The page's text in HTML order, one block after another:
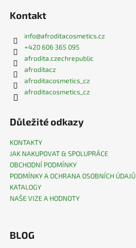
Kontakt
info@afroditacosmetics.cz
+420 606 365 095
afrodita.czechrepublic
afroditacz
afroditacosmetics_cz
afroditacosmetics_cz
Důležité odkazy
KONTAKTY
JAK NAKUPOVAT & SPOLUPRÁCE
OBCHODNÍ PODMÍNKY
PODMÍNKY A OCHRANA OSOBNÍCH ÚDAJŮ
KATALOGY
NAŠE VIZE A HODNOTY
BLOG